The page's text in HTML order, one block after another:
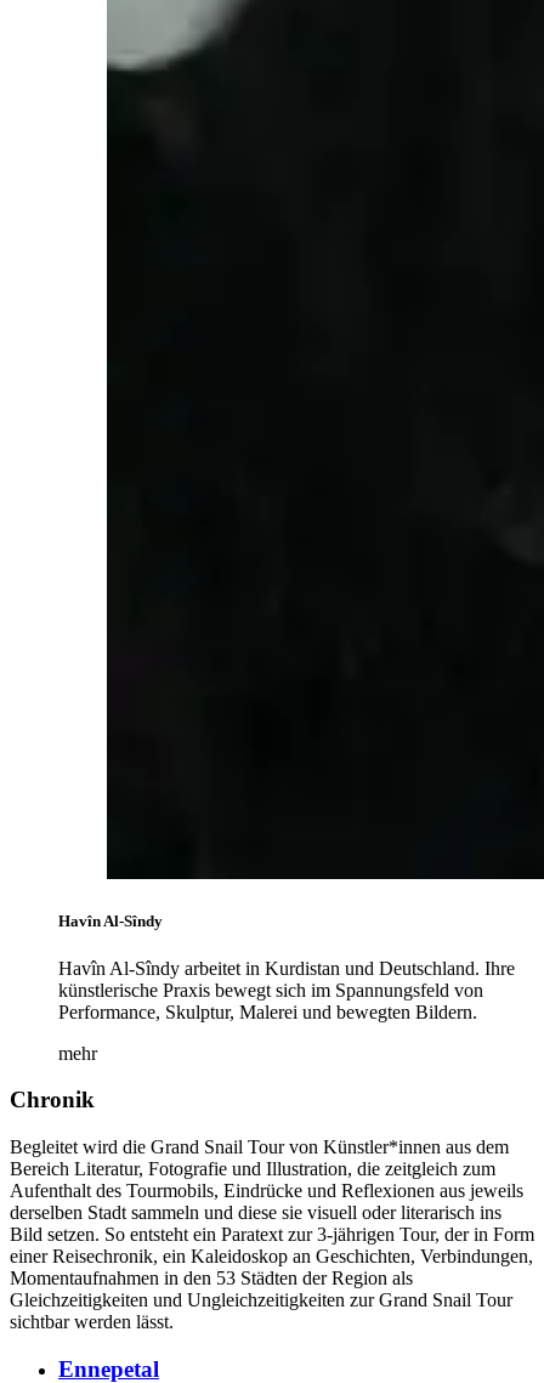
Havîn Al-Sîndy
Havîn Al-Sîndy arbeitet in Kurdistan und Deutschland. Ihre
künstlerische Praxis bewegt sich im Spannungsfeld von
Performance, Skulptur, Malerei und bewegten Bildern.
mehr
Chronik
Begleitet wird die Grand Snail Tour von Künstler*innen aus dem
Bereich Literatur, Fotografie und Illustration, die zeitgleich zum
Aufenthalt des Tourmobils, Eindrücke und Reflexionen aus jeweils
derselben Stadt sammeln und diese sie visuell oder literarisch ins
Bild setzen. So entsteht ein Paratext zur 3-jährigen Tour, der in Form
einer Reisechronik, ein Kaleidoskop an Geschichten, Verbindungen,
Momentaufnahmen in den 53 Städten der Region als
Gleichzeitigkeiten und Ungleichzeitigkeiten zur Grand Snail Tour
sichtbar werden lässt.
Ennepetal